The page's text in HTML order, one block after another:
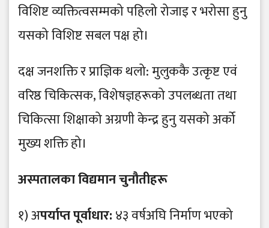
विशिष्ट व्यक्तित्वसम्मको पहिलो रोजाइ र भरोसा हुनु
यसको विशिष्ट सबल पक्ष हो।
​दक्ष जनशक्ति र प्राज्ञिक थलो: मुलुककै उत्कृष्ट एवं
वरिष्ठ चिकित्सक, विशेषज्ञहरूको उपलब्धता तथा
चिकित्सा शिक्षाको अग्रणी केन्द्र हुनु यसको अर्को
मुख्य शक्ति हो।
​अस्पतालका विद्यमान चुनौतीहरू
​१) अपर्याप्त पूर्वाधार:४३ वर्षअघि निर्माण भएको